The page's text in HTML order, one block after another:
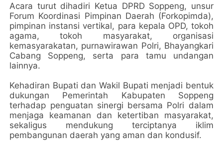
Acara turut dihadiri Ketua DPRD Soppeng, unsur
Forum Koordinasi Pimpinan Daerah (Forkopimda),
pimpinan instansi vertikal, para kepala OPD, tokoh
agama, tokoh masyarakat, organisasi
kemasyarakatan, purnawirawan Polri, Bhayangkari
Cabang Soppeng, serta para tamu undangan
lainnya.
Kehadiran Bupati dan Wakil Bupati menjadi bentuk
dukungan Pemerintah Kabupaten Soppeng
terhadap penguatan sinergi bersama Polri dalam
menjaga keamanan dan ketertiban masyarakat,
sekaligus mendukung terciptanya iklim
pembangunan daerah yang aman dan kondusif.